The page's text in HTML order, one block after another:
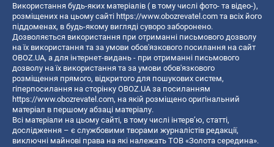
Використання будь-яких матеріалів ( в тому числі фото- та відео-),
розміщених на цьому сайті https://www.obozrevatel.com та всіх його
піддоменах, в будь-якому вигляді суворо заборонено.
Дозволяється використання при отриманні письмового дозволу
на їх використання та за умови обов'язкового посилання на сайт
OBOZ.UA, а для інтернет-видань - при отриманні письмового
дозволу на їх використання та за умови обов'язкового
розміщення прямого, відкритого для пошукових систем,
гіперпосилання на сторінку OBOZ.UA за посиланням
https://www.obozrevatel.com, на якій розміщено оригінальний
матеріал в першому абзаці матеріалу.
Всі матеріали на цьому сайті, в тому числі інтерв’ю, статті,
дослідження – є службовими творами журналістів редакції,
виключні майнові права на які належать ТОВ «Золота середина».